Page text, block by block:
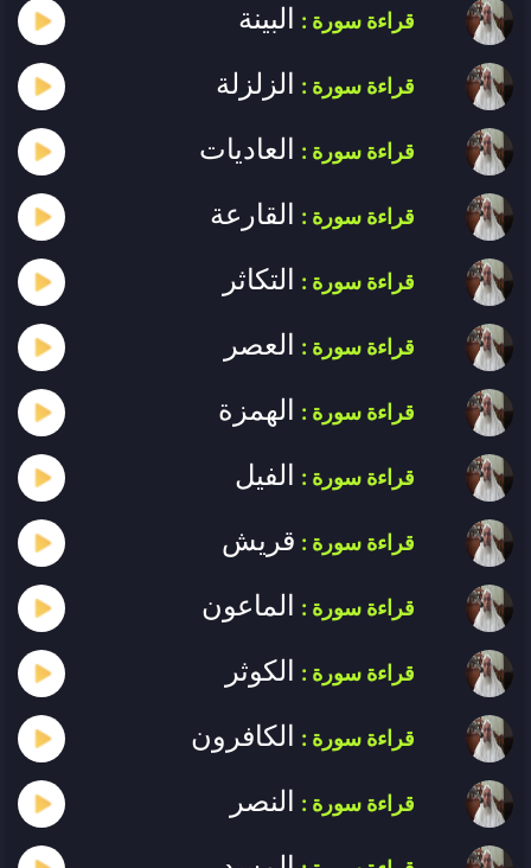
قراءة سورة : البينة
قراءة سورة : الزلزلة
قراءة سورة : العاديات
قراءة سورة : القارعة
قراءة سورة : التكاثر
قراءة سورة : العصر
قراءة سورة : الهمزة
قراءة سورة : الفيل
قراءة سورة : قريش
قراءة سورة : الماعون
قراءة سورة : الكوثر
قراءة سورة : الكافرون
قراءة سورة : النصر